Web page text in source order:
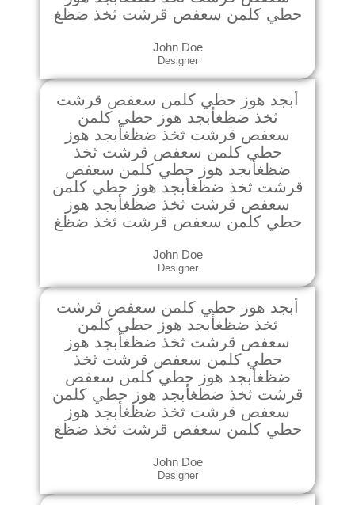
حطي كلمن سعفص قرشت ثخذ ضظغ
John Doe
Designer
أبجد هوز حطي كلمن سعفص قرشت
ثخذ ضظغأبجد هوز حطي كلمن
سعفص قرشت ثخذ ضظغأبجد هوز
حطي كلمن سعفص قرشت ثخذ
ضظغأبجد هوز حطي كلمن سعفص
قرشت ثخذ ضظغأبجد هوز حطي كلمن
سعفص قرشت ثخذ ضظغأبجد هوز
حطي كلمن سعفص قرشت ثخذ ضظغ
John Doe
Designer
أبجد هوز حطي كلمن سعفص قرشت
ثخذ ضظغأبجد هوز حطي كلمن
سعفص قرشت ثخذ ضظغأبجد هوز
حطي كلمن سعفص قرشت ثخذ
ضظغأبجد هوز حطي كلمن سعفص
قرشت ثخذ ضظغأبجد هوز حطي كلمن
سعفص قرشت ثخذ ضظغأبجد هوز
حطي كلمن سعفص قرشت ثخذ ضظغ
John Doe
Designer